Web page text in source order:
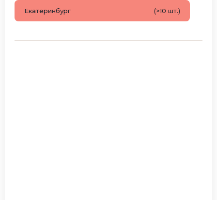
Екатеринбург (>10 шт.)